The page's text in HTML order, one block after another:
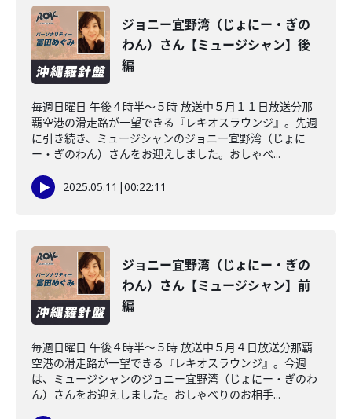
ジョニー宜野湾（じょにー・ぎの
わん）さん【ミュージシャン】後
編
毎週日曜日 午後４時半～５時 放送中５月１１日放送分那
覇空港の滑走路が一望できる『レキオスラウンジ』。先週
に引き続き、ミュージシャンのジョニー宜野湾（じょに
ー・ぎのわん）さんをお迎えしました。おしゃべ...
2025.05.11 |00:22:11
ジョニー宜野湾（じょにー・ぎの
わん）さん【ミュージシャン】前
編
毎週日曜日 午後４時半～５時 放送中５月４日放送分那覇
空港の滑走路が一望できる『レキオスラウンジ』。今週
は、ミュージシャンのジョニー宜野湾（じょにー・ぎのわ
ん）さんをお迎えしました。おしゃべりのお相手...